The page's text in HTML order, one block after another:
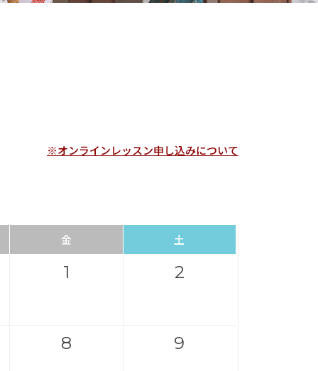
※オンラインレッスン申し込みについて
金 土
1 2
8 9